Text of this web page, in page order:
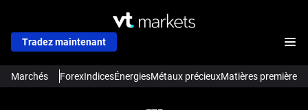
Tradez maintenant
Marchés ForexIndicesÉnergiesMétaux précieuxMatières premières